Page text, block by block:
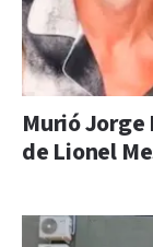
Murió
de Lionel